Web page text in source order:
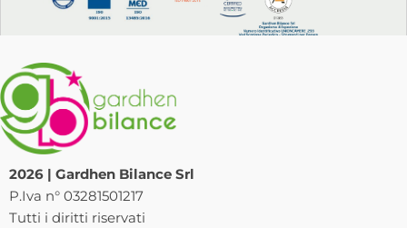
2026 | Gardhen Bilance Srl
P.Iva n° 03281501217
Tutti i diritti riservati